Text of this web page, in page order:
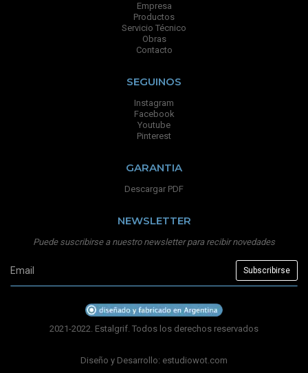
Empresa
Productos
Servicio Técnico
Obras
Contacto
SEGUINOS
Instagram
Facebook
Youtube
Pinterest
GARANTIA
Descargar PDF
NEWSLETTER
Puede suscribirse a nuestro newsletter para recibir novedades
2021-2022. Estalgrif. Todos los derechos reservados
Diseño y Desarrollo: estudiowot.com